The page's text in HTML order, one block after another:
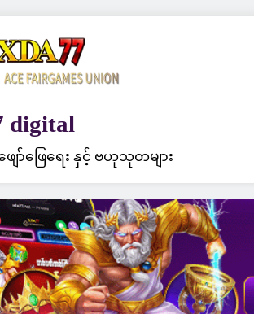
digital
ော်ဖြေရေး နှင့် ဗဟုသုတများ